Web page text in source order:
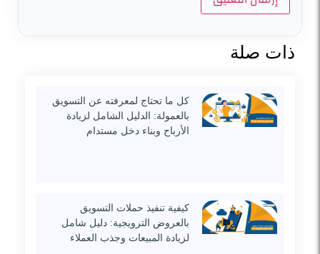
ذات صلة
كل ما تحتاج لمعرفته عن التسويق
بالعمولة: الدليل الشامل لزيادة
الأرباح وبناء دخل مستدام
كيفية تنفيذ حملات التسويق
بالعروض الترويجية: دليل شامل
لزيادة المبيعات وجذب العملاء